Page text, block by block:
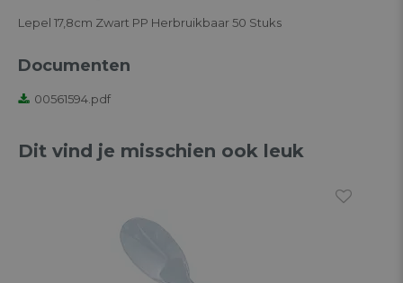
Lepel 17,8cm Zwart PP Herbruikbaar 50 Stuks
Documenten
00561594.pdf
Dit vind je misschien ook leuk